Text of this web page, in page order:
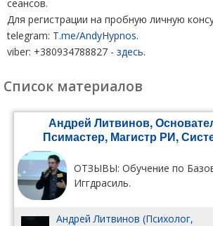
сеансов.
Для регистрации на пробную личную
telegram: T.me/AndyHypnos.
viber: +380934788827 - здесь.
Список материалов
Андрей Литвинов,
Псимастер, Магистр РИ,
ОТЗЫВЫ: Обучение по
Иггдрасиль.
Андрей Литвинов (Психолог,